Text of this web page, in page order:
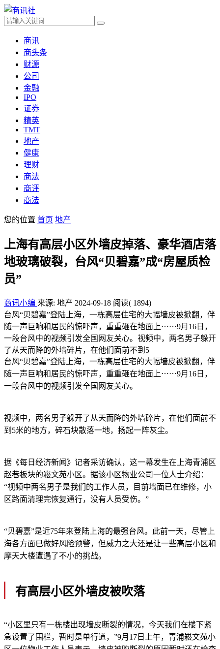
商讯
商头条
财源
公司
金融
IPO
证券
精英
TMT
地产
健康
理财
商法
商评
商法
您的位置 首页 地产
上海有高层小区外墙皮掉落、豪华酒店落
地玻璃破裂，台风“贝碧嘉”成“房屋质检
员”
商讯小编 来源: 地产 2024-09-18 阅读( 1894)
台风“贝碧嘉”登陆上海，一栋高层住宅的大幅墙皮被掀翻，伴
随一声巨响和居民的惊吓声，重重砸在地面上⋯⋯9月16日，
一段台风中的视频引发全国网友关心。视频中，两名男子躲开
了从天而降的外墙碎片，在他们面前不到5
台风“贝碧嘉”登陆上海，一栋高层住宅的大幅墙皮被掀翻，伴
随一声巨响和居民的惊吓声，重重砸在地面上⋯⋯9月16日，
一段台风中的视频引发全国网友关心。
视频中，两名男子躲开了从天而降的外墙碎片，在他们面前不
到5米的地方，碎石块散落一地，扬起一阵灰尘。
据《每日经济新闻》记者采访确认，这一幕发生在上海青浦区
赵巷板块的崧文苑小区。据该小区物业公司一位人士介绍：
“视频中两名男子是我们的工作人员，目前墙面已在维修，小
区路面清理完恢复通行，没有人员受伤。”
“贝碧嘉”是近75年来登陆上海的最强台风。此前一天，尽管上
海各方面已做好风险预警，但威力之大还是让一些高层小区和
摩天大楼遭遇了不小的挑战。
有高层小区外墙皮被吹落
“小区里只有一栋楼出现墙皮断裂的情况，今天我们在楼下紧
急设置了围栏，暂时是单行道，”9月17日上午，青浦崧文苑小